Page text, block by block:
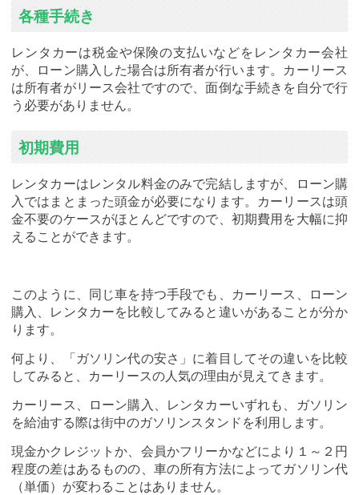
各種手続き
レンタカーは税金や保険の支払いなどをレンタカー会社
が、ローン購入した場合は所有者が行います。カーリース
は所有者がリース会社ですので、面倒な手続きを自分で行
う必要がありません。
初期費用
レンタカーはレンタル料金のみで完結しますが、ローン購
入ではまとまった頭金が必要になります。カーリースは頭
金不要のケースがほとんどですので、初期費用を大幅に抑
えることができます。
このように、同じ車を持つ手段でも、カーリース、ローン
購入、レンタカーを比較してみると違いがあることが分か
ります。
何より、「ガソリン代の安さ」に着目してその違いを比較
してみると、カーリースの人気の理由が見えてきます。
カーリース、ローン購入、レンタカーいずれも、ガソリン
を給油する際は街中のガソリンスタンドを利用します。
現金かクレジットか、会員かフリーかなどにより１～２円
程度の差はあるものの、車の所有方法によってガソリン代
（単価）が変わることはありません。